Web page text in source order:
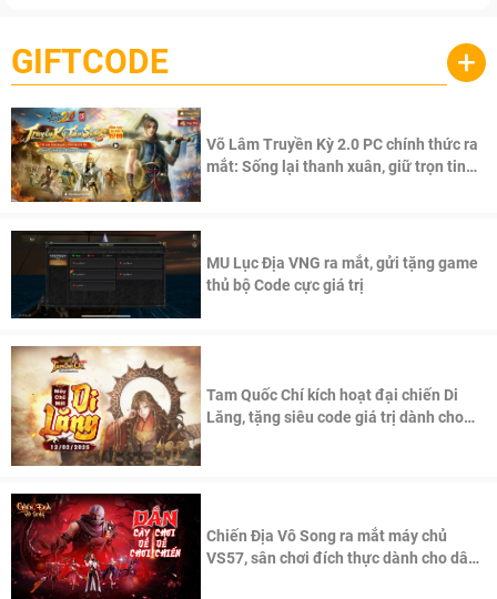
GIFTCODE +
Võ Lâm Truyền Kỳ 2.0 PC chính thức ra
mắt: Sống lại thanh xuân, giữ trọn tinh
MU Lục Địa VNG ra mắt, gửi tặng game
thủ bộ Code cực giá trị
Tam Quốc Chí kích hoạt đại chiến Di
Lăng, tặng siêu code giá trị dành cho
Chiến Địa Vô Song ra mắt máy chủ
VS57, sân chơi đích thực dành cho dân